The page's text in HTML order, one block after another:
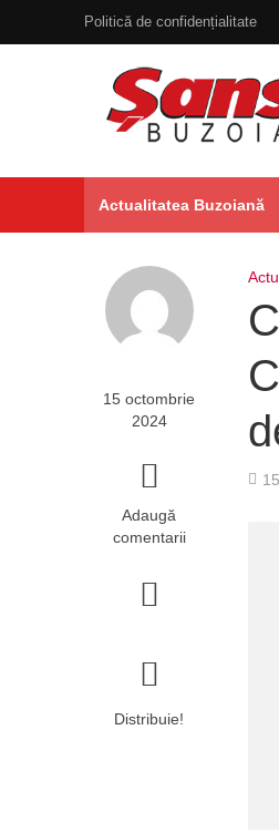
Politică de confidențialitate
Actualitatea Buzoiană
15 octombrie
2024
Adaugă
comentarii
Distribuie!